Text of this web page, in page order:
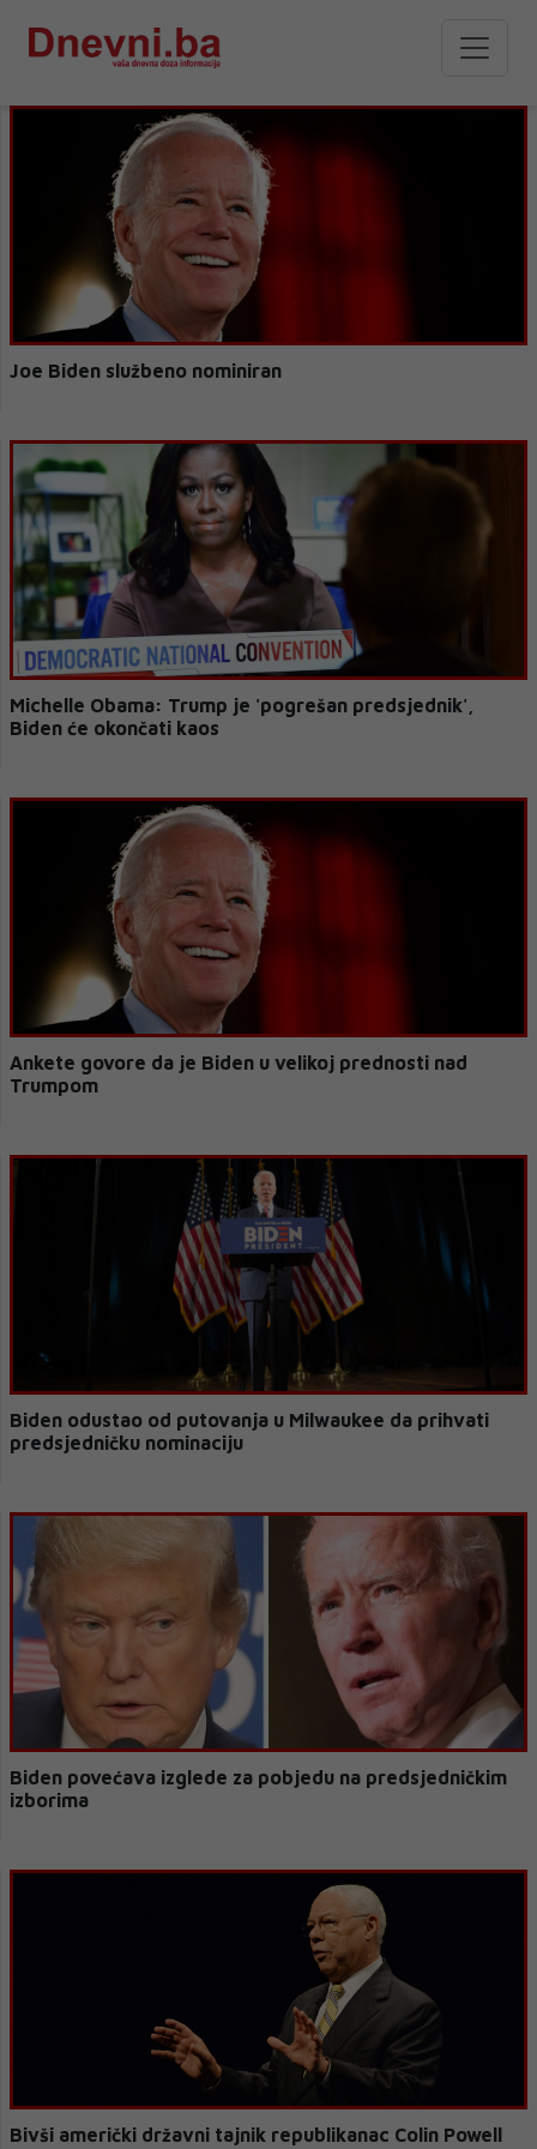
Joe Biden službeno nominiran
Michelle Obama: Trump je 'pogrešan predsjednik',
Biden će okončati kaos
Ankete govore da je Biden u velikoj prednosti nad
Trumpom
Biden odustao od putovanja u Milwaukee da prihvati
predsjedničku nominaciju
Biden povećava izglede za pobjedu na predsjedničkim
izborima
Bivši američki državni tajnik republikanac Colin Powell